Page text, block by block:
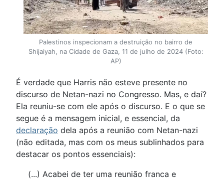
Palestinos inspecionam a destruição no bairro de
Shijaiyah, na Cidade de Gaza, 11 de julho de 2024 (Foto:
AP)
É verdade que Harris não esteve presente no
discurso de Netan-nazi no Congresso. Mas, e daí?
Ela reuniu-se com ele após o discurso. E o que se
segue é a mensagem inicial, e essencial, da
declaração dela após a reunião com Netan-nazi
(não editada, mas com os meus sublinhados para
destacar os pontos essenciais):
(...) Acabei de ter uma reunião franca e